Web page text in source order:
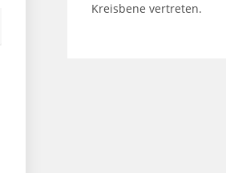
Kreisbene vertreten.